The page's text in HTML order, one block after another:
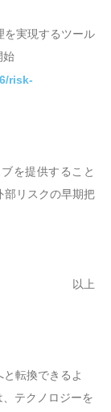
を実現するツール
始
risk-
を提供すること
部リスクの早期把
以上
転換できるよ
テクノロジーを